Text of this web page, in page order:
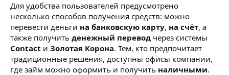
Для удобства пользователей предусмотрено
несколько способов получения средств: можно
перевести деньги на банковскую карту, на счёт, а
также получить денежный перевод через системы
Contact и Золотая Корона. Тем, кто предпочитает
традиционные решения, доступны офисы компании,
где займ можно оформить и получить наличными.